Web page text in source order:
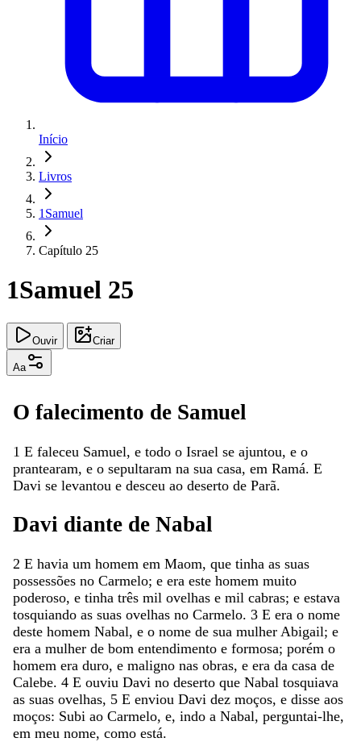
Início
Livros
1Samuel
Capítulo 25
1Samuel 25
Ouvir Criar
Aa
O falecimento de Samuel
1 E faleceu Samuel, e todo o Israel se ajuntou, e o
prantearam, e o sepultaram na sua casa, em Ramá. E
Davi se levantou e desceu ao deserto de Parã.
Davi diante de Nabal
2 E havia um homem em Maom, que tinha as suas
possessões no Carmelo; e era este homem muito
poderoso, e tinha três mil ovelhas e mil cabras; e estava
tosquiando as suas ovelhas no Carmelo. 3 E era o nome
deste homem Nabal, e o nome de sua mulher Abigail; e
era a mulher de bom entendimento e formosa; porém o
homem era duro, e maligno nas obras, e era da casa de
Calebe. 4 E ouviu Davi no deserto que Nabal tosquiava
as suas ovelhas, 5 E enviou Davi dez moços, e disse aos
moços: Subi ao Carmelo, e, indo a Nabal, perguntai-lhe,
em meu nome, como está.